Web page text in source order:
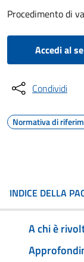
Procedimento di
Accedi al
Condividi
Normativa di
INDICE DELLA
A chi è